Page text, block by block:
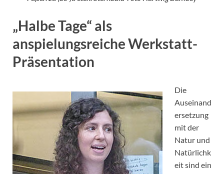
„Halbe Tage“ als
anspielungsreiche Werkstatt-
Präsentation
Die
Auseinand
ersetzung
mit der
Natur und
Natürlichk
eit sind ein